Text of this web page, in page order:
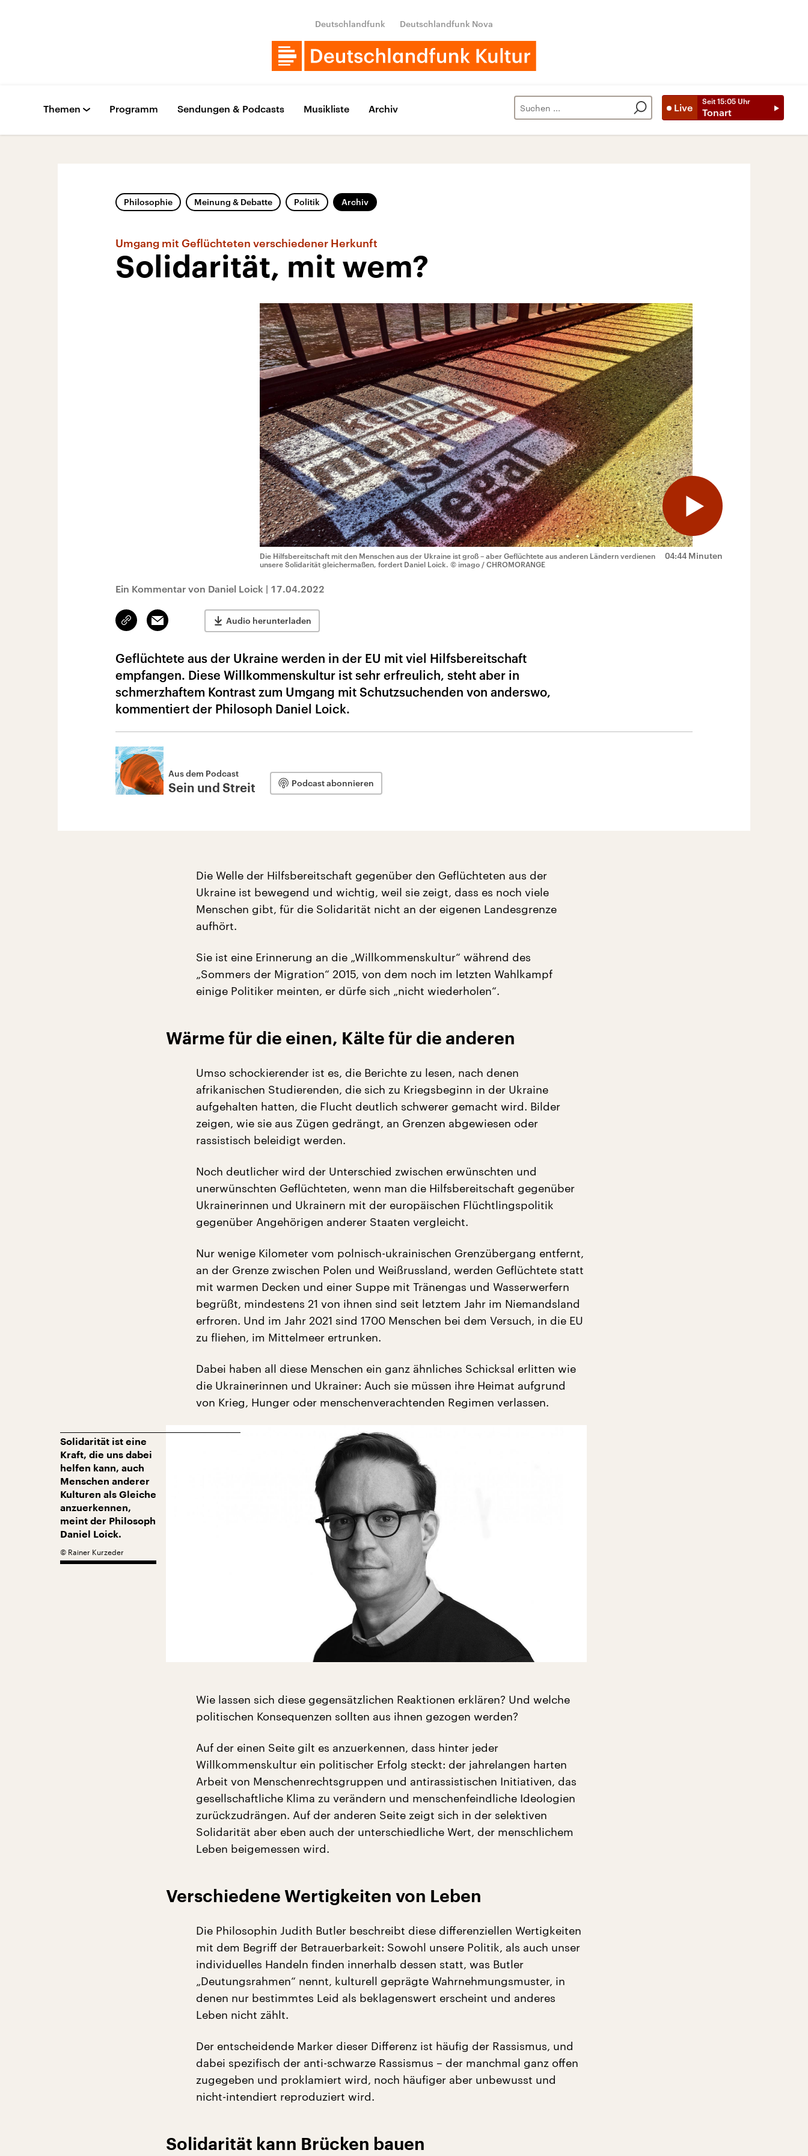
Deutschlandfunk Deutschlandfunk Nova
Live
Seit 15:05 Uhr
Tonart
Themen Programm Sendungen & Podcasts Musikliste Archiv
Philosophie Meinung & Debatte Politik Archiv
Umgang mit Geflüchteten verschiedener Herkunft
Solidarität, mit wem?
04:44 Minuten
Die Hilfsbereitschaft mit den Menschen aus der Ukraine ist groß – aber Geflüchtete aus anderen Ländern verdienen
unsere Solidarität gleichermaßen, fordert Daniel Loick. © imago / CHROMORANGE
Ein Kommentar von Daniel Loick | 17.04.2022
Link
kopieren/teilen
Email Audio herunterladen
Geflüchtete aus der Ukraine werden in der EU mit viel Hilfsbereitschaft
empfangen. Diese Willkommenskultur ist sehr erfreulich, steht aber in
schmerzhaftem Kontrast zum Umgang mit Schutzsuchenden von anderswo,
kommentiert der Philosoph Daniel Loick.
Aus dem Podcast
Sein und Streit Podcast abonnieren
Die Welle der Hilfsbereitschaft gegenüber den Geflüchteten aus der
Ukraine ist bewegend und wichtig, weil sie zeigt, dass es noch viele
Menschen gibt, für die Solidarität nicht an der eigenen Landesgrenze
aufhört.
Sie ist eine Erinnerung an die „Willkommenskultur“ während des
„Sommers der Migration“ 2015, von dem noch im letzten Wahlkampf
einige Politiker meinten, er dürfe sich „nicht wiederholen“.
Wärme für die einen, Kälte für die anderen
Umso schockierender ist es, die Berichte zu lesen, nach denen
afrikanischen Studierenden, die sich zu Kriegsbeginn in der Ukraine
aufgehalten hatten, die Flucht deutlich schwerer gemacht wird. Bilder
zeigen, wie sie aus Zügen gedrängt, an Grenzen abgewiesen oder
rassistisch beleidigt werden.
Noch deutlicher wird der Unterschied zwischen erwünschten und
unerwünschten Geflüchteten, wenn man die Hilfsbereitschaft gegenüber
Ukrainerinnen und Ukrainern mit der europäischen Flüchtlingspolitik
gegenüber Angehörigen anderer Staaten vergleicht.
Nur wenige Kilometer vom polnisch-ukrainischen Grenzübergang entfernt,
an der Grenze zwischen Polen und Weißrussland, werden Geflüchtete statt
mit warmen Decken und einer Suppe mit Tränengas und Wasserwerfern
begrüßt, mindestens 21 von ihnen sind seit letztem Jahr im Niemandsland
erfroren. Und im Jahr 2021 sind 1700 Menschen bei dem Versuch, in die EU
zu fliehen, im Mittelmeer ertrunken.
Dabei haben all diese Menschen ein ganz ähnliches Schicksal erlitten wie
die Ukrainerinnen und Ukrainer: Auch sie müssen ihre Heimat aufgrund
von Krieg, Hunger oder menschenverachtenden Regimen verlassen.
Solidarität ist eine
Kraft, die uns dabei
helfen kann, auch
Menschen anderer
Kulturen als Gleiche
anzuerkennen,
meint der Philosoph
Daniel Loick.
© Rainer Kurzeder
Wie lassen sich diese gegensätzlichen Reaktionen erklären? Und welche
politischen Konsequenzen sollten aus ihnen gezogen werden?
Auf der einen Seite gilt es anzuerkennen, dass hinter jeder
Willkommenskultur ein politischer Erfolg steckt: der jahrelangen harten
Arbeit von Menschenrechtsgruppen und antirassistischen Initiativen, das
gesellschaftliche Klima zu verändern und menschenfeindliche Ideologien
zurückzudrängen. Auf der anderen Seite zeigt sich in der selektiven
Solidarität aber eben auch der unterschiedliche Wert, der menschlichem
Leben beigemessen wird.
Verschiedene Wertigkeiten von Leben
Die Philosophin Judith Butler beschreibt diese differenziellen Wertigkeiten
mit dem Begriff der Betrauerbarkeit: Sowohl unsere Politik, als auch unser
individuelles Handeln finden innerhalb dessen statt, was Butler
„Deutungsrahmen“ nennt, kulturell geprägte Wahrnehmungsmuster, in
denen nur bestimmtes Leid als beklagenswert erscheint und anderes
Leben nicht zählt.
Der entscheidende Marker dieser Differenz ist häufig der Rassismus, und
dabei spezifisch der anti-schwarze Rassismus – der manchmal ganz offen
zugegeben und proklamiert wird, noch häufiger aber unbewusst und
nicht-intendiert reproduziert wird.
Solidarität kann Brücken bauen